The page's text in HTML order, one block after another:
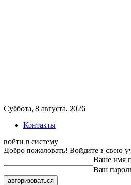
Суббота, 8 августа, 2026
Контакты
войти в систему
Добро пожаловать! Войдите в свою
Ваше имя
Ваш